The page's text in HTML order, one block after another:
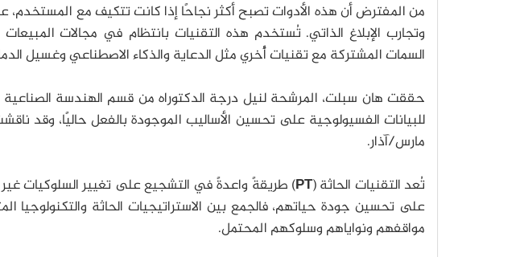
من المفترض أن هذه الأدوات تصبح أكثر نجاحًا إذا كانت تتكيف مع
وتجارب الإبلاغ الذاتي. تُستخدم هذه التقنيات بانتظام في مجالات
السمات المشتركة مع تقنيات أُخري مثل الدعاية والذكاء الاصطناعي وغسيل
حققت هان سبلت، المرشحة لنيل درجة الدكتوراه من قسم الهندسة الصناعية
للبيانات الفسيولوجية على تحسين الأساليب الموجودة بالفعل حاليًا، وقد
مارس/آذار.
تُعد التقنيات الحاثة (PT) طريقةً واعدةً في التشجيع على تغيير السلوكيات
على تحسين جودة حياتهم، فالجمع بين الاستراتيجيات الحاثة والتكنولوجيا
مواقفهم ونواياهم وسلوكهم المحتمل.